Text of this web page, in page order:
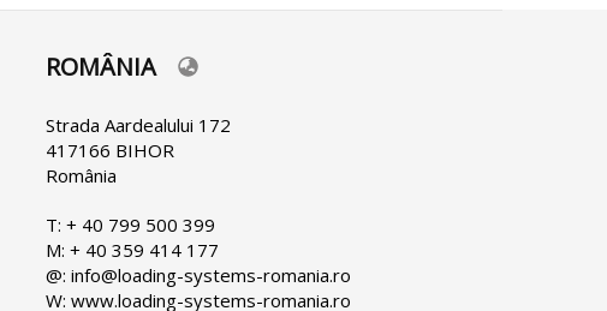
Select
language
ROMÂNIA
Strada Aardealului 172
417166 BIHOR
România
T: + 40 799 500 399
M: + 40 359 414 177
@: info@loading-systems-romania.ro
W: www.loading-systems-romania.ro